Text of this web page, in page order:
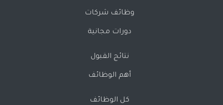
وظائف شركات
دورات مجانية
نتائج القبول
أهم الوظائف
كل الوظائف